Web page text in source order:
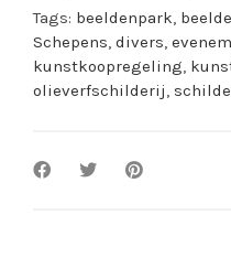
Tags: beeldenpark
Schepens divers
kunstkoopregeling
olieverfschilderij